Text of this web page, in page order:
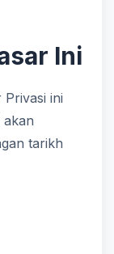
Ini
Privasi ini
akan
tarikh